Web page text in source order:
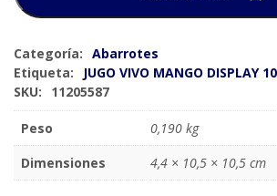
Categoría: Abarrotes
Etiqueta:
JUGO VIVO MANGO DISPLAY
SKU:
11205587
Peso
0,190 kg
Dimensiones
4,4 × 10,5 × 10,5 cm